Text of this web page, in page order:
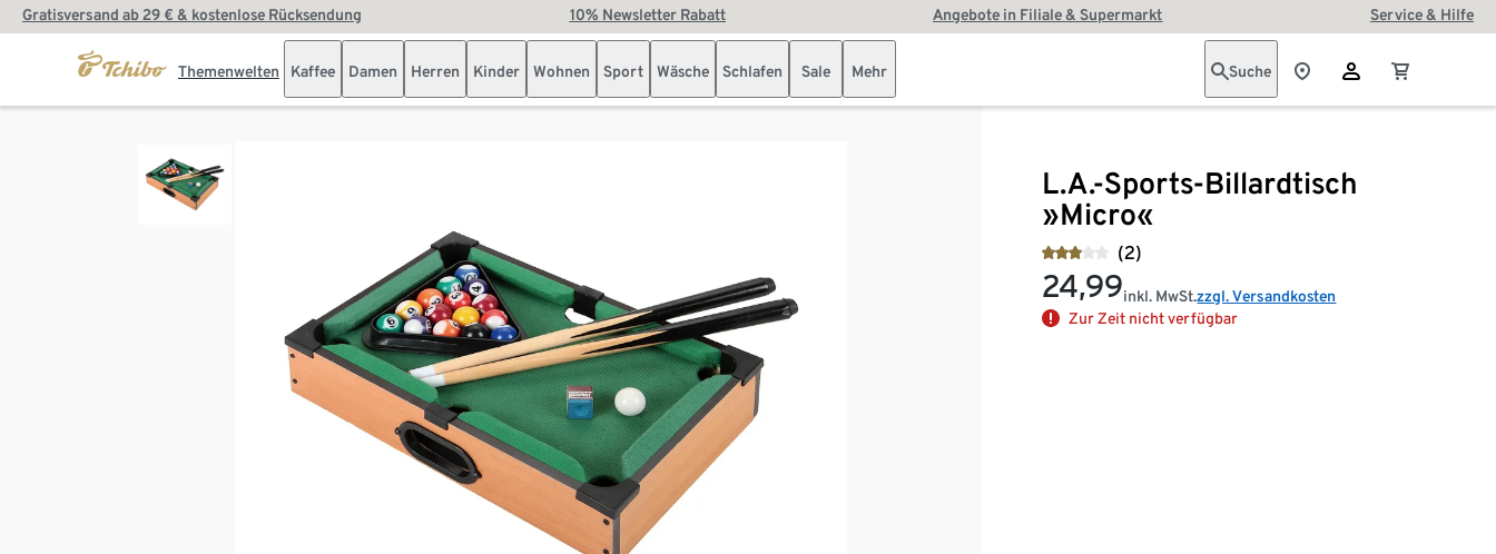
Gratisversand ab 29 € & kostenlose Rücksendung 10% Newsletter Rabatt Angebote in Filiale & Supermarkt Service & Hilfe
Themenwelten Kaffee Damen Herren Kinder Wohnen Sport Wäsche Schlafen Sale Mehr Suche
L.A.-Sports-Billardtisch
»Micro«
(2)
24,99inkl. MwSt.zzgl. Versandkosten
Zur Zeit nicht verfügbar